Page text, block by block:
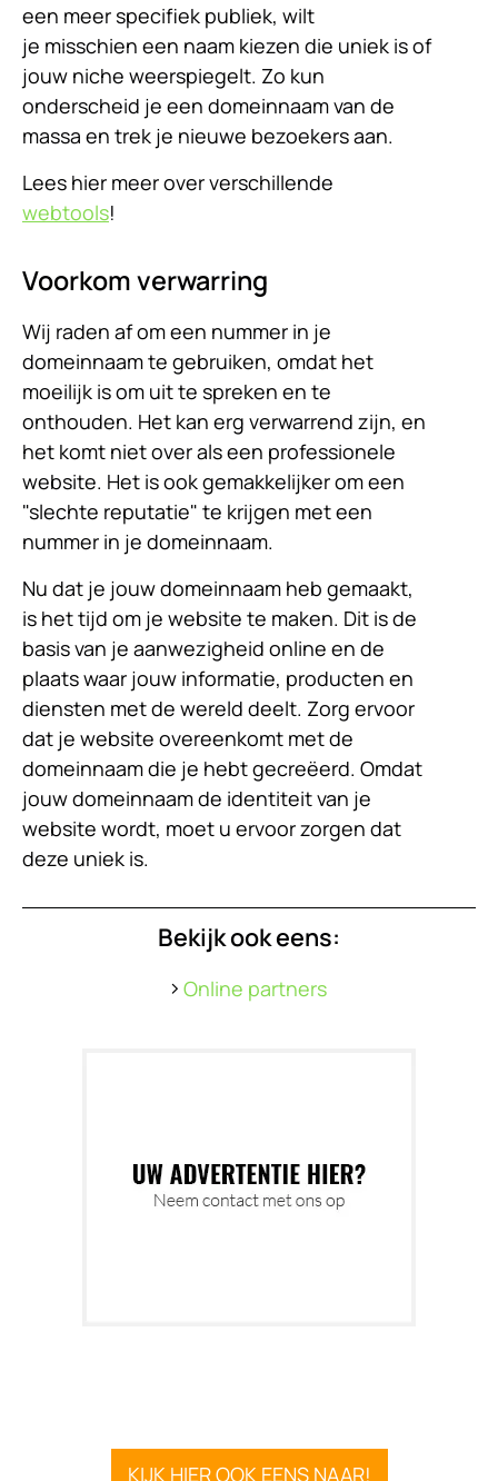
een meer specifiek publiek, wilt
je misschien een naam kiezen die uniek is of
jouw niche weerspiegelt. Zo kun
onderscheid je een domeinnaam van de
massa en trek je nieuwe bezoekers aan.
Lees hier meer over verschillende
webtools!
Voorkom verwarring
Wij raden af om een nummer in je
domeinnaam te gebruiken, omdat het
moeilijk is om uit te spreken en te
onthouden. Het kan erg verwarrend zijn, en
het komt niet over als een professionele
website. Het is ook gemakkelijker om een
"slechte reputatie" te krijgen met een
nummer in je domeinnaam.
Nu dat je jouw domeinnaam heb gemaakt,
is het tijd om je website te maken. Dit is de
basis van je aanwezigheid online en de
plaats waar jouw informatie, producten en
diensten met de wereld deelt. Zorg ervoor
dat je website overeenkomt met de
domeinnaam die je hebt gecreëerd. Omdat
jouw domeinnaam de identiteit van je
website wordt, moet u ervoor zorgen dat
deze uniek is.
Bekijk ook eens:
Online partners
KIJK HIER OOK EENS NAAR!